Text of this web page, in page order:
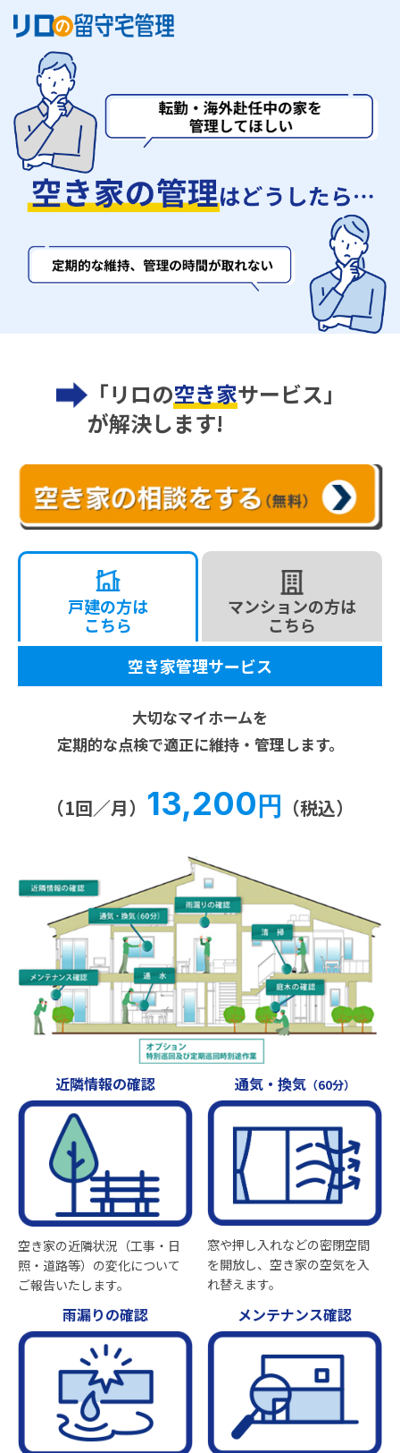
「リロの空き家サービス」
が解決します!
戸建の方は
こちら
マンションの方は
こちら
空き家管理サービス
大切なマイホームを
定期的な点検で適正に維持・管理します。
（1回／月） 13,200円 （税込）
近隣情報の確認
空き家の近隣状況（工事・日
照・道路等）の変化について
ご報告いたします。
通気・換気（60分）
窓や押し入れなどの密閉空間
を開放し、空き家の空気を入
れ替えます。
雨漏りの確認 メンテナンス確認